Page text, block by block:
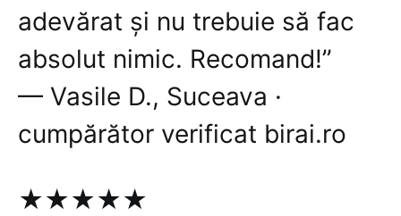
adevărat și nu trebuie să fac
absolut nimic. Recomand!”
— Vasile D., Suceava ·
cumpărător verificat birai.ro
★★★★★